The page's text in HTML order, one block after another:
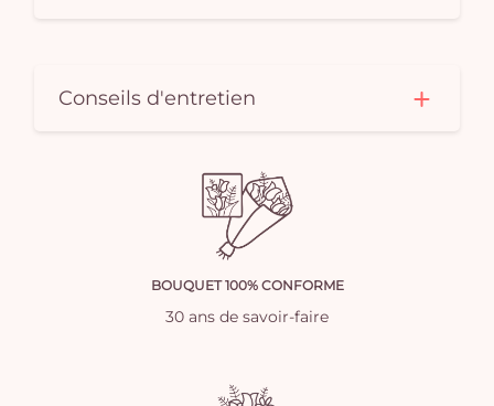
Conseils d'entretien
BOUQUET 100% CONFORME
30 ans de savoir-faire